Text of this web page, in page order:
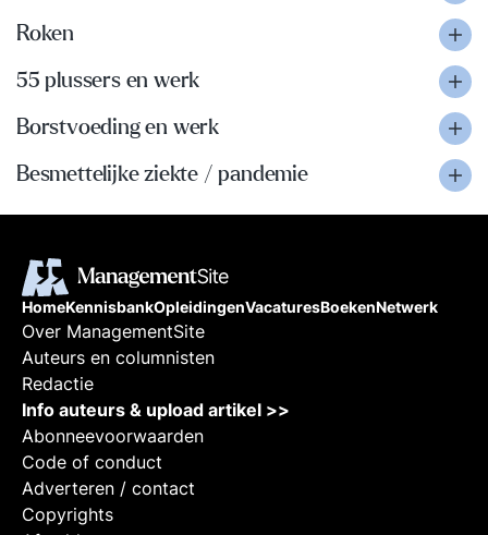
Roken
55 plussers en werk
Borstvoeding en werk
Besmettelijke ziekte / pandemie
HomeKennisbankOpleidingenVacaturesBoekenNetwerk
Over ManagementSite
Auteurs en columnisten
Redactie
Info auteurs & upload artikel >>
Abonneevoorwaarden
Code of conduct
Adverteren / contact
Copyrights